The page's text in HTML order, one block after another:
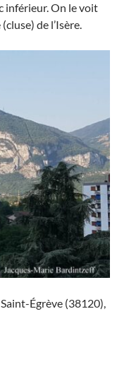
inférieur. On le voit
de l’Isère.
Égrève (38120),
Alpes